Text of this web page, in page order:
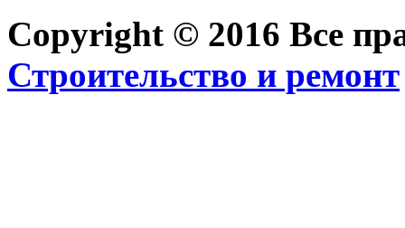
Copyright © 2016 Все
Строительство и ремонт